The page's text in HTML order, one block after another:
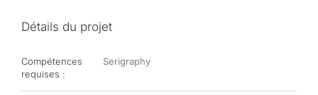
Détails du projet
Compétences
requises :
Serigraphy